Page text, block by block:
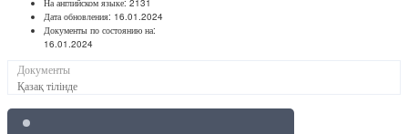
Дата обновления: 16.01.2024
Документы по состоянию на:
16.01.2024
Документы
Қазақ тілінде